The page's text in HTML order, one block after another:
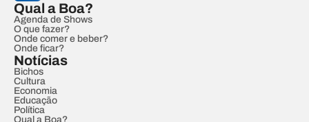
Qual a Boa?
Agenda de Shows
O que fazer?
Onde comer e beber?
Onde ficar?
Notícias
Bichos
Cultura
Economia
Educação
Política
Qual a Boa?